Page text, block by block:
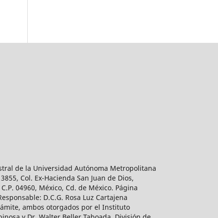
de la Universidad Autónoma Metropolitana
Col. Ex-Hacienda San Juan de Dios,
04960, México, Cd. de México. Página
D.C.G. Rosa Luz Cartajena
ambos otorgados por el Instituto